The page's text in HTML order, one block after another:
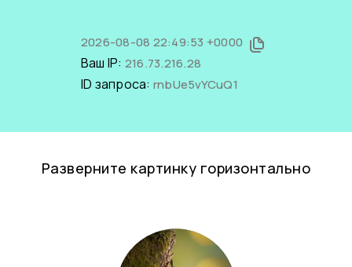
2026-08-08 22:49:53 +0000
Ваш IP: 216.73.216.28
ID запроса: rnbUe5vYCuQ1
Разверните картинку горизонтально